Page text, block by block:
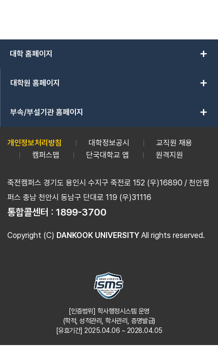
대학 홈페이지 add
대학원 홈페이지 add
부속/부설기관 홈페이지 add
개인정보처리방침 대학정보공시
교직원 채용
캠퍼스맵
단국대학교 앱 원격지원
죽전캠퍼스 경기도 용인시 수지구 죽전로 152 (우)16890 / 천안캠
퍼스 충남 천안시 동남구 단대로 119 (우)31116
통합콜센터 : 1899-3700
Copyright (C) DANKOOK UNIVERSITY All rights reserved.
[인증범위] 학사행정시스템 운영
(학적, 성적관리, 학사관리, 증명발급)
[유효기간] 2025.04.06 ~ 2028.04.05